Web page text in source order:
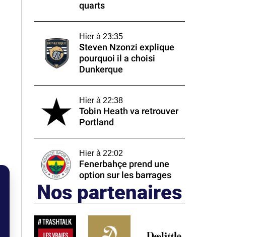
quarts
Hier à 23:35
Steven Nzonzi explique
pourquoi il a choisi
Dunkerque
Hier à 22:38
Tobin Heath va retrouver
Portland
Hier à 22:02
Fenerbahçe prend une
option sur les barrages
Nos partenaires